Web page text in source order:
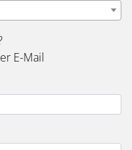
E-Mail